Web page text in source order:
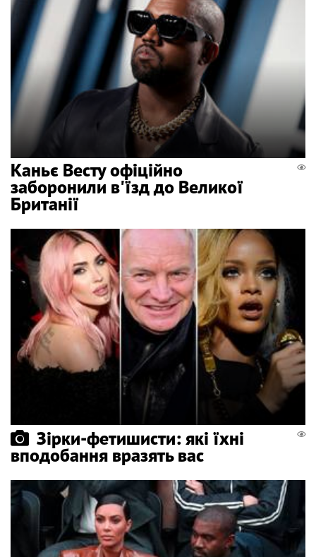
Каньє Весту офіційно
заборонили в'їзд до Великої
Британії
Зірки-фетишисти: які їхні
вподобання вразять вас